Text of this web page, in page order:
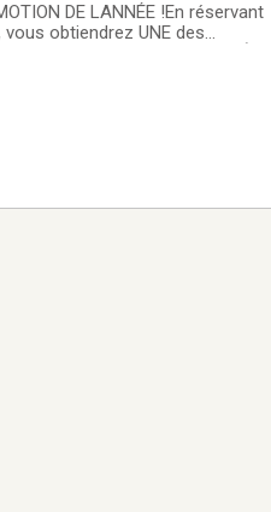
DE LANNÉE !En réservant
obtiendrez UNE des